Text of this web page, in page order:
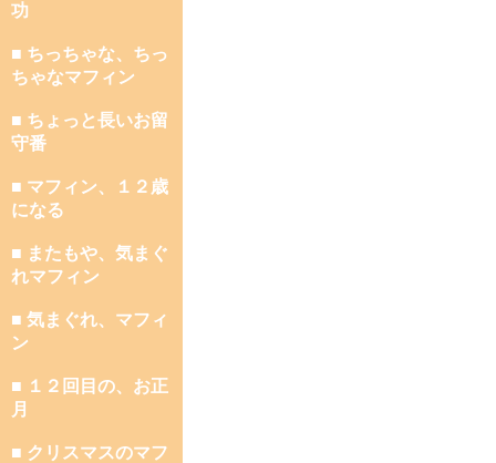
功
■ ちっちゃな、ちっ
ちゃなマフィン
■ ちょっと長いお留
守番
■ マフィン、１２歳
になる
■ またもや、気まぐ
れマフィン
■ 気まぐれ、マフィ
ン
■ １２回目の、お正
月
■ クリスマスのマフ